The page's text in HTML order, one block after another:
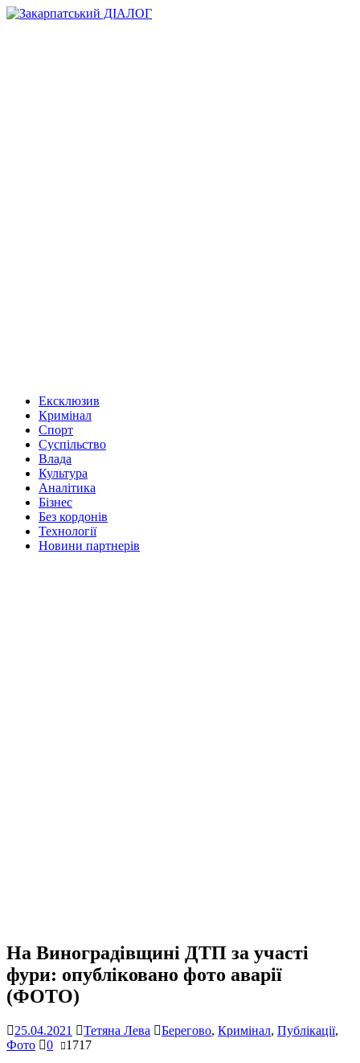
Ексклюзив
Кримінал
Спорт
Суспільство
Влада
Культура
Аналітика
Бізнес
Без кордонів
Технології
Новини партнерів
На Виноградівщині ДТП за участі
фури: опубліковано фото аварії
(ФОТО)
25.04.2021 Тетяна Лева Берегово, Кримінал, Публікації,
Фото
0 1717